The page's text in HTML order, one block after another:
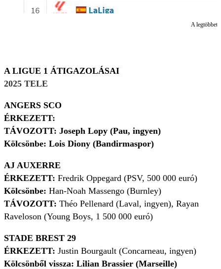
A legtöbbet
A LIGUE 1 ÁTIGAZOLÁSAI
2025 TELE
ANGERS SCO
ÉRKEZETT:
TÁVOZOTT: Joseph Lopy (Pau, ingyen)
Kölcsönbe: Lois Diony (Bandirmaspor)
AJ AUXERRE
ÉRKEZETT: Fredrik Oppegard (PSV, 500 000 euró)
Kölcsönbe: Han-Noah Massengo (Burnley)
TÁVOZOTT: Théo Pellenard (Laval, ingyen), Rayan
Raveloson (Young Boys, 1 500 000 euró)
STADE BREST 29
ÉRKEZETT: Justin Bourgault (Concarneau, ingyen)
Kölcsönből vissza: Lilian Brassier (Marseille)